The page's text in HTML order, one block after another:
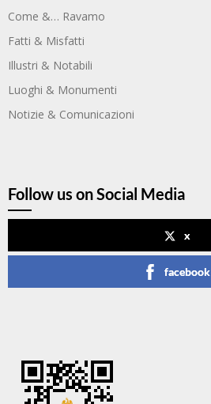
Come &… Ravamo
Fatti & Misfatti
Illustri & Notabili
Luoghi & Monumenti
Notizie & Comunicazioni
Follow us on Social Media
x
facebook